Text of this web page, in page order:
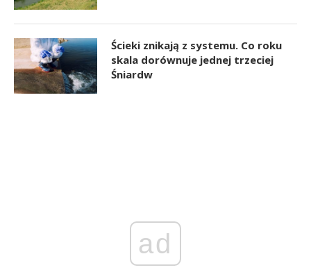
Ścieki znikają z systemu. Co roku
skala dorównuje jednej trzeciej
Śniardw
ad